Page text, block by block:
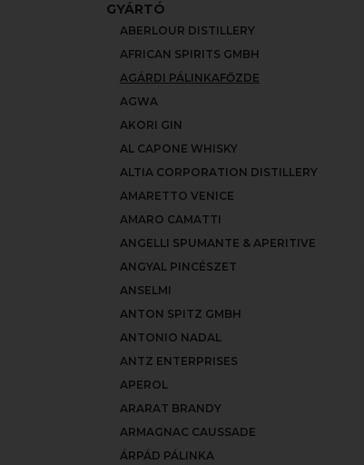
GYÁRTÓ
ABERLOUR DISTILLERY
AFRICAN SPIRITS GMBH
AGÁRDI PÁLINKAFŐZDE
AGWA
AKORI GIN
AL CAPONE WHISKY
ALTIA CORPORATION DISTILLERY
AMARETTO VENICE
AMARO CAMATTI
ANGELLI SPUMANTE & APERITIVE
ANGYAL PINCÉSZET
ANSELMI
ANTON SPITZ GMBH
ANTONIO NADAL
ANTZ ENTERPRISES
APEROL
ARARAT BRANDY
ARMAGNAC CAUSSADE
ÁRPÁD PÁLINKA